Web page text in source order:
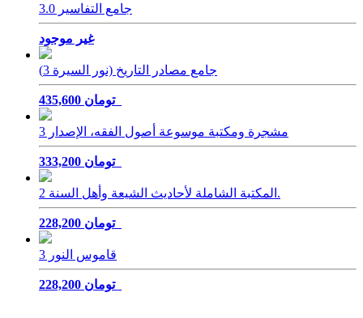
جامع التفاسير 3.0
غير موجود
جامع مصادر التاريخ (نور السيرة 3)
435,600 تومان
مشجرة ومكتبة موسوعة أصول الفقه، الإصدار 3
333,200 تومان
المكتبة الشاملة لأحاديث الشيعة وأهل السنة 2.
228,200 تومان
قاموس النور 3
228,200 تومان